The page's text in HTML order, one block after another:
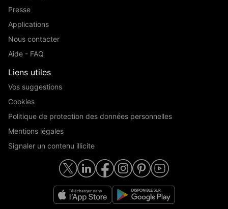
Presse
Applications
Nous contacter
Aide - FAQ
Liens utiles
Vos suggestions
Cookies
Politique de protection des données personnelles
Mentions légales
Signaler un contenu illicite